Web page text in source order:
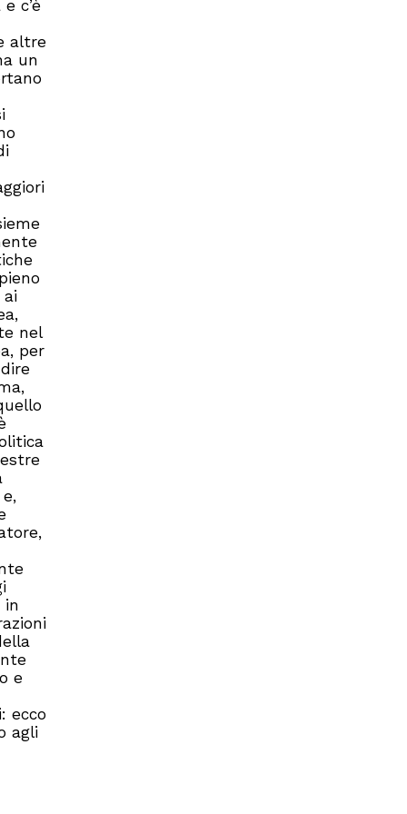
c’è
altre
un
ai
nel
per
in
e
ecco
agli